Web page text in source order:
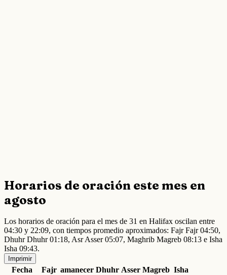
Horarios de oración este mes en
agosto
Los horarios de oración para el mes de 31 en Halifax oscilan entre
04:30 y 22:09, con tiempos promedio aproximados: Fajr Fajr 04:50,
Dhuhr Dhuhr 01:18, Asr Asser 05:07, Maghrib Magreb 08:13 e Isha
Isha 09:43.
Imprimir
Fecha Fajr amanecer Dhuhr Asser Magreb Isha